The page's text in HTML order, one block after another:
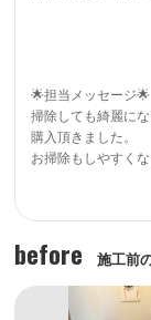
🌟担当メッセージ🌟
掃除しても綺麗に
購入頂きました。
お掃除もしやすく
before 施工前